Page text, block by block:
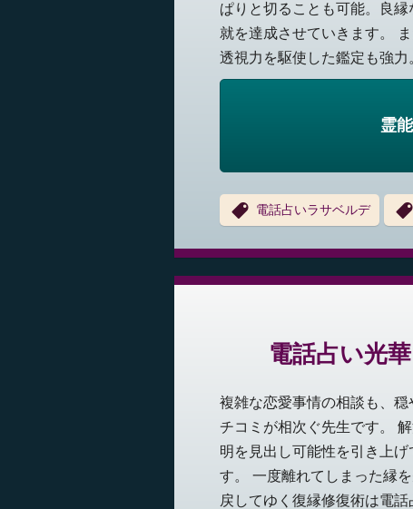
ぱりと切ることも可能。良
就を達成させていきます。
透視力を駆使した鑑定も強力
霊
電話占いラサベルデ
電話占い光
複雑な恋愛事情の相談も、
チコミが相次ぐ先生です。
明を見出し可能性を引き上
す。 一度離れてしまった縁
戻してゆく復縁修復術は電